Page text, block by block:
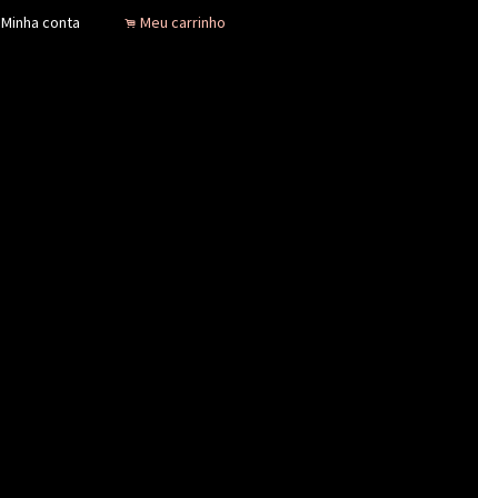
Minha conta . Meu carrinho